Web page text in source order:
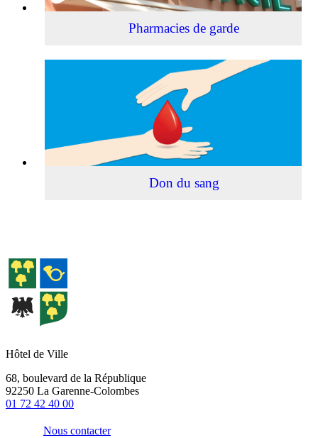
Pharmacies de garde
Don du sang
Hôtel de Ville
68, boulevard de la République
92250 La Garenne-Colombes
01 72 42 40 00
Nous contacter